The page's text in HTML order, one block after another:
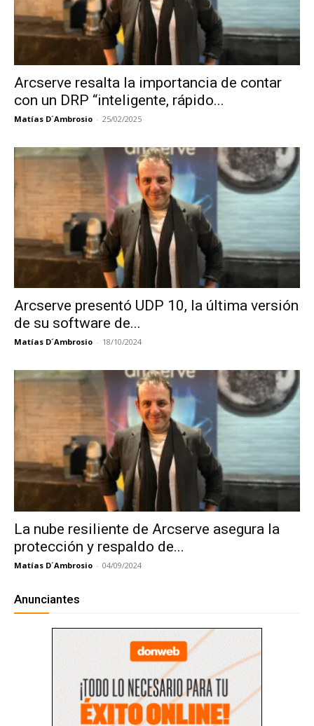
Arcserve resalta la importancia de contar
con un DRP “inteligente, rápido...
Matías D´Ambrosio - 25/02/2025
Arcserve presentó UDP 10, la última versión
de su software de...
Matías D´Ambrosio - 18/10/2024
La nube resiliente de Arcserve asegura la
protección y respaldo de...
Matías D´Ambrosio - 04/09/2024
Anunciantes